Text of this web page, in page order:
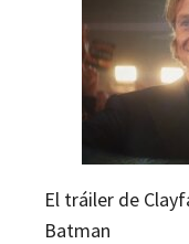
El tráiler de
Batman